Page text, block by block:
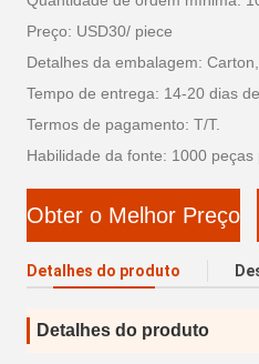
Preço: USD30/ piece
Detalhes da embalagem:
Tempo de entrega: 14-20 dias
Termos de pagamento: T/T.
Habilidade da fonte: 1000 peças
Obter o Melhor Preço
Detalhes do produto
Detalhes do produto